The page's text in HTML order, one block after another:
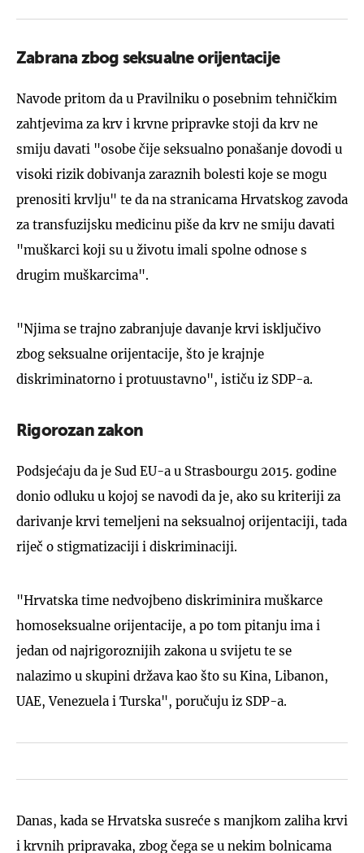
Zabrana zbog seksualne orijentacije
Navode pritom da u Pravilniku o posebnim tehničkim
zahtjevima za krv i krvne pripravke stoji da krv ne
smiju davati "osobe čije seksualno ponašanje dovodi u
visoki rizik dobivanja zaraznih bolesti koje se mogu
prenositi krvlju" te da na stranicama Hrvatskog zavoda
za transfuzijsku medicinu piše da krv ne smiju davati
"muškarci koji su u životu imali spolne odnose s
drugim muškarcima".
"Njima se trajno zabranjuje davanje krvi isključivo
zbog seksualne orijentacije, što je krajnje
diskriminatorno i protuustavno", ističu iz SDP-a.
Rigorozan zakon
Podsjećaju da je Sud EU-a u Strasbourgu 2015. godine
donio odluku u kojoj se navodi da je, ako su kriteriji za
darivanje krvi temeljeni na seksualnoj orijentaciji, tada
riječ o stigmatizaciji i diskriminaciji.
"Hrvatska time nedvojbeno diskriminira muškarce
homoseksualne orijentacije, a po tom pitanju ima i
jedan od najrigoroznijih zakona u svijetu te se
nalazimo u skupini država kao što su Kina, Libanon,
UAE, Venezuela i Turska", poručuju iz SDP-a.
Danas, kada se Hrvatska susreće s manjkom zaliha krvi
i krvnih pripravaka, zbog čega se u nekim bolnicama